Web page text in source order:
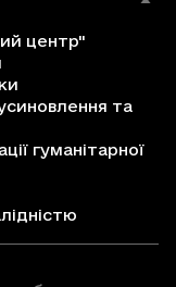
центр"
та
гуманітарної